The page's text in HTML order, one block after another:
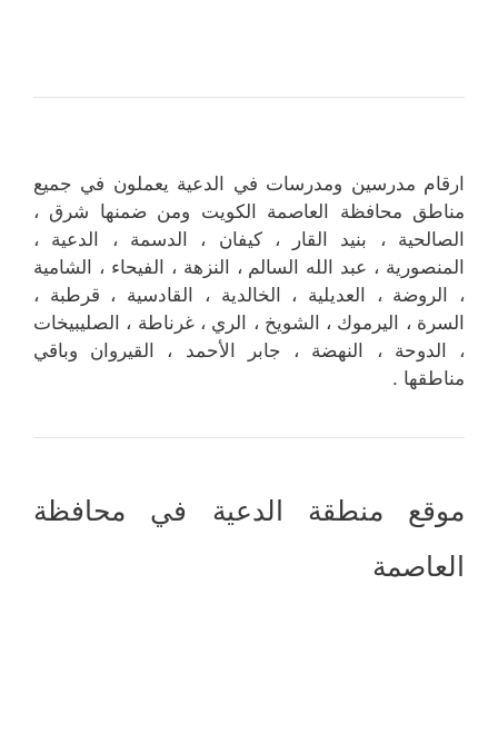
ارقام مدرسين ومدرسات في الدعية يعملون في جميع
مناطق محافظة العاصمة الكويت ومن ضمنها شرق ،
الصالحية ، بنيد القار ، كيفان ، الدسمة ، الدعية ،
المنصورية ، عبد الله السالم ، النزهة ، الفيحاء ، الشامية
، الروضة ، العديلية ، الخالدية ، القادسية ، قرطبة ،
السرة ، اليرموك ، الشويخ ، الري ، غرناطة ، الصليبيخات
، الدوحة ، النهضة ، جابر الأحمد ، القيروان وباقي
مناطقها .
موقع منطقة الدعية في محافظة
العاصمة